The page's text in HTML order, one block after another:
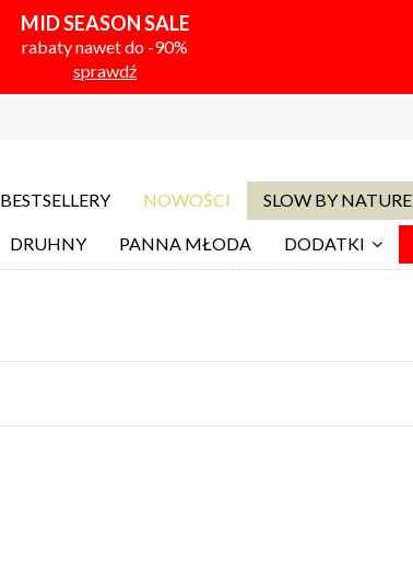
MID SEASON SALE
rabaty nawet do -90%
sprawdź
BESTSELLERY NOWOŚCI SLOW BY NATURE
DRUHNY PANNA MŁODA DODATKI